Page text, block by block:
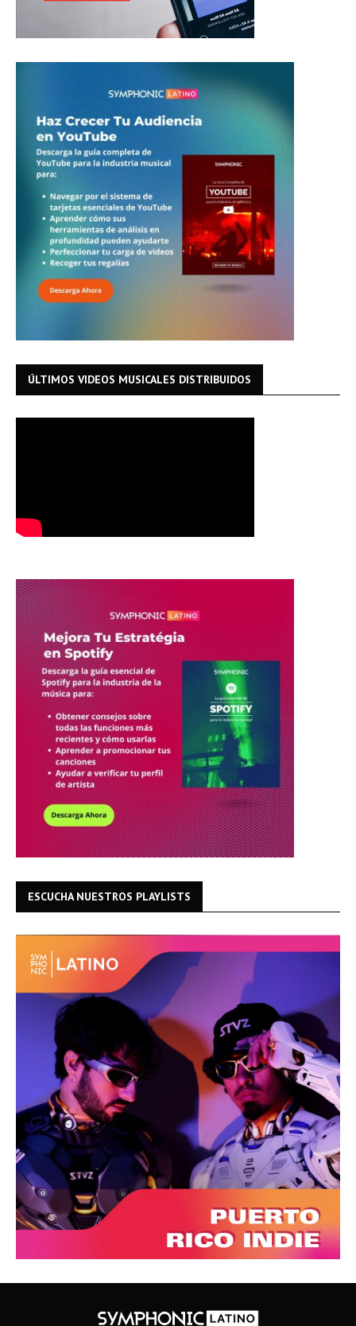
ÚLTIMOS VIDEOS MUSICALES DISTRIBUIDOS
ESCUCHA NUESTROS PLAYLISTS